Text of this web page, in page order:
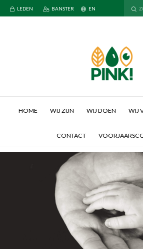
LEDEN BANSTER EN
HOME WIJ ZIJN WIJ DOEN WIJ
CONTACT